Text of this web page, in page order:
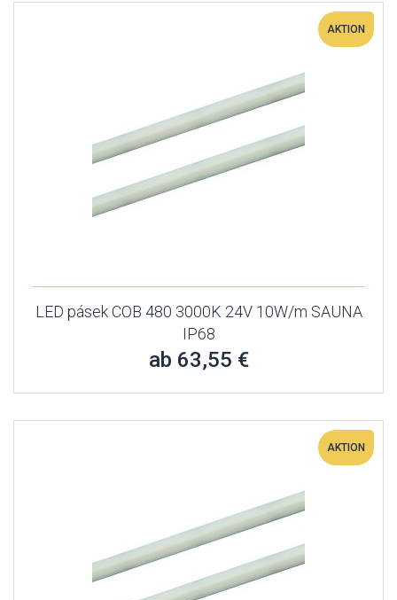
AKTION
LED pásek COB 480 3000K 24V 10W/m SAUNA
IP68
ab 63,55 €
AKTION